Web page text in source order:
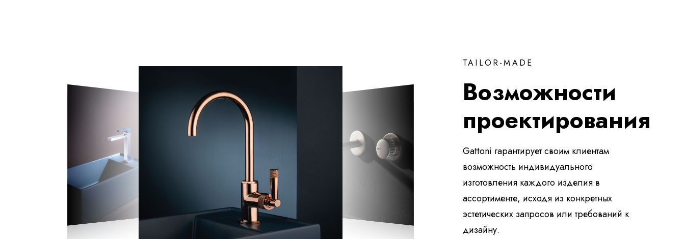
TAILOR-MADE
Возможности
проектирования
Gattoni гарантирует своим клиентам
возможность индивидуального
изготовления каждого изделия в
ассортименте, исходя из конкретных
эстетических запросов или требований к
дизайну.